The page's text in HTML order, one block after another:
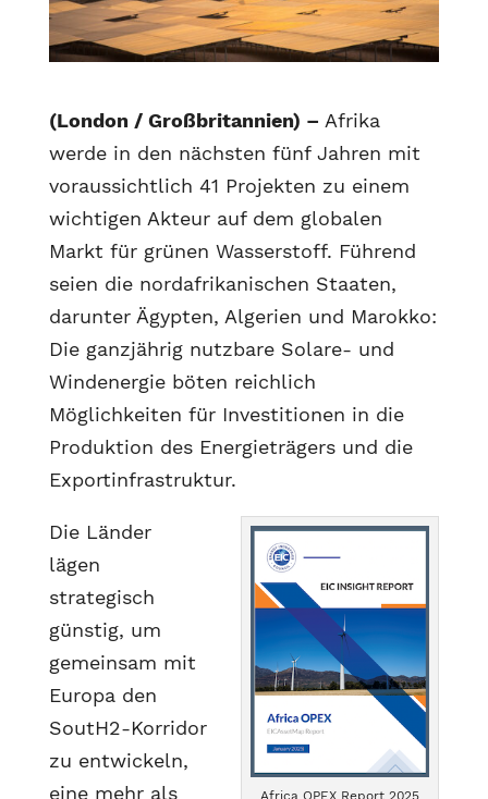
(London / Großbritannien) – Afrika
werde in den nächsten fünf Jahren mit
voraussichtlich 41 Projekten zu einem
wichtigen Akteur auf dem globalen
Markt für grünen Wasserstoff. Führend
seien die nordafrikanischen Staaten,
darunter Ägypten, Algerien und Marokko:
Die ganzjährig nutzbare Solare- und
Windenergie böten reichlich
Möglichkeiten für Investitionen in die
Produktion des Energieträgers und die
Exportinfrastruktur.
Africa OPEX Report 2025
Die Länder
lägen
strategisch
günstig, um
gemeinsam mit
Europa den
SoutH2-Korridor
zu entwickeln,
eine mehr als